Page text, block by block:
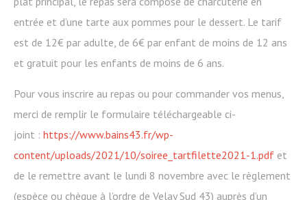
entrée et d’une tarte aux pommes pour le dessert. Le tarif
est de 12€ par adulte, de 6€ par enfant de moins de 12 ans
et gratuit pour les enfants de moins de 6 ans.
Pour vous inscrire au repas ou pour commander vos menus,
merci de remplir le formulaire téléchargeable ci-
joint : https://www.bains43.fr/wp-
content/uploads/2021/10/soiree_tartfilette2021-1.pdf et
de le remettre avant le lundi 8 novembre avec le règlement
(espèce ou chèque à l’ordre de Velay Sud 43) auprès d’un